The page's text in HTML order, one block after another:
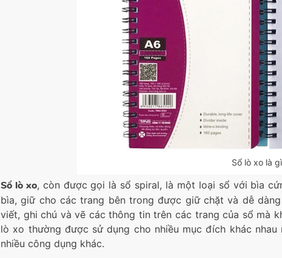
Sổ lò xo là
Sổ lò xo, còn được gọi là sổ spiral, là một loại sổ với bìa
bìa, giữ cho các trang bên trong được giữ chặt và dễ
viết, ghi chú và vẽ các thông tin trên các trang của sổ mà
lò xo thường được sử dụng cho nhiều mục đích khác
nhiều công dụng khác.